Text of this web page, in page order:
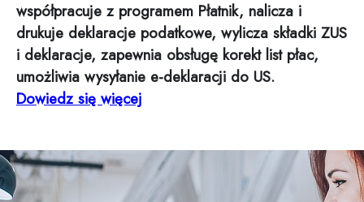
współpracuje z programem Płatnik, nalicza i
drukuje deklaracje podatkowe, wylicza składki ZUS
i deklaracje, zapewnia obsługę korekt list płac,
umożliwia wysyłanie e-deklaracji do US.
Dowiedz się więcej